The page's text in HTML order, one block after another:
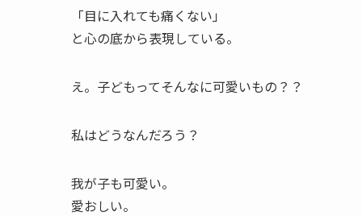
「目に入れても痛くない」
と心の底から表現している。
え。子どもってそんなに可愛いもの？？
私はどうなんだろう？
我が子も可愛い。
愛おしい。